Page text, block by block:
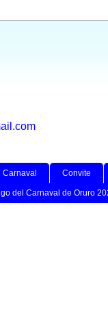
Carnaval Convite
del Carnaval de Oruro